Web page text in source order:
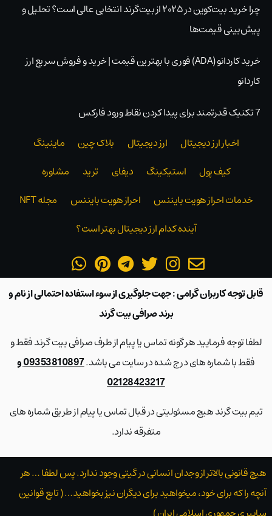
چرا خرید بیت‌کوین در ۲۰۲۵ از بیت‌گرند انتخابی عالی است؟ تحلیل و
پیش‌بینی قیمت‌ها
خرید کاردانو (ADA) فوری با بهترین قیمت | خرید و فروش سریع ارز
کاردانو
7 تکنیک قدرتمند برای پیدا کردن نقاط ورود فارکس
اخبار ارز دیجیتال
ارز دیجیتال بلاک‌ چین
ماینینگ
کیف پول
استیکینگ دیفای ترید
مشاوره
خدمات احراز هویت بایننس
احراز هویت بایننس
مجله NFT
آینده کدام ارز دیجیتال بهتر است؟
قابل توجه کاربران گرامی : جهت جلوگیری از سوء استفاده احتمالی از نام و
برند صرافی بیت گرند
لطفا توجه فرمایید هر گونه تماس یا پیام از طرف صرافی بیت گرند فقط و
فقط با شماره های درج شده در سایت می باشد.
09353810897 و
02128423217
تیم بیت گرند هیچ مسئولیتی در قبال تماس یا پیام از طریق شماره های
متفرقه ندارد.
هیچ قانونی بالاتر از وجدان انسانی در گیتی وجود ندارد. پس لطفا … هر
آنچه را که برای خود، میخواهید برای دیگران نیز بخواهید… ( تابع قوانین